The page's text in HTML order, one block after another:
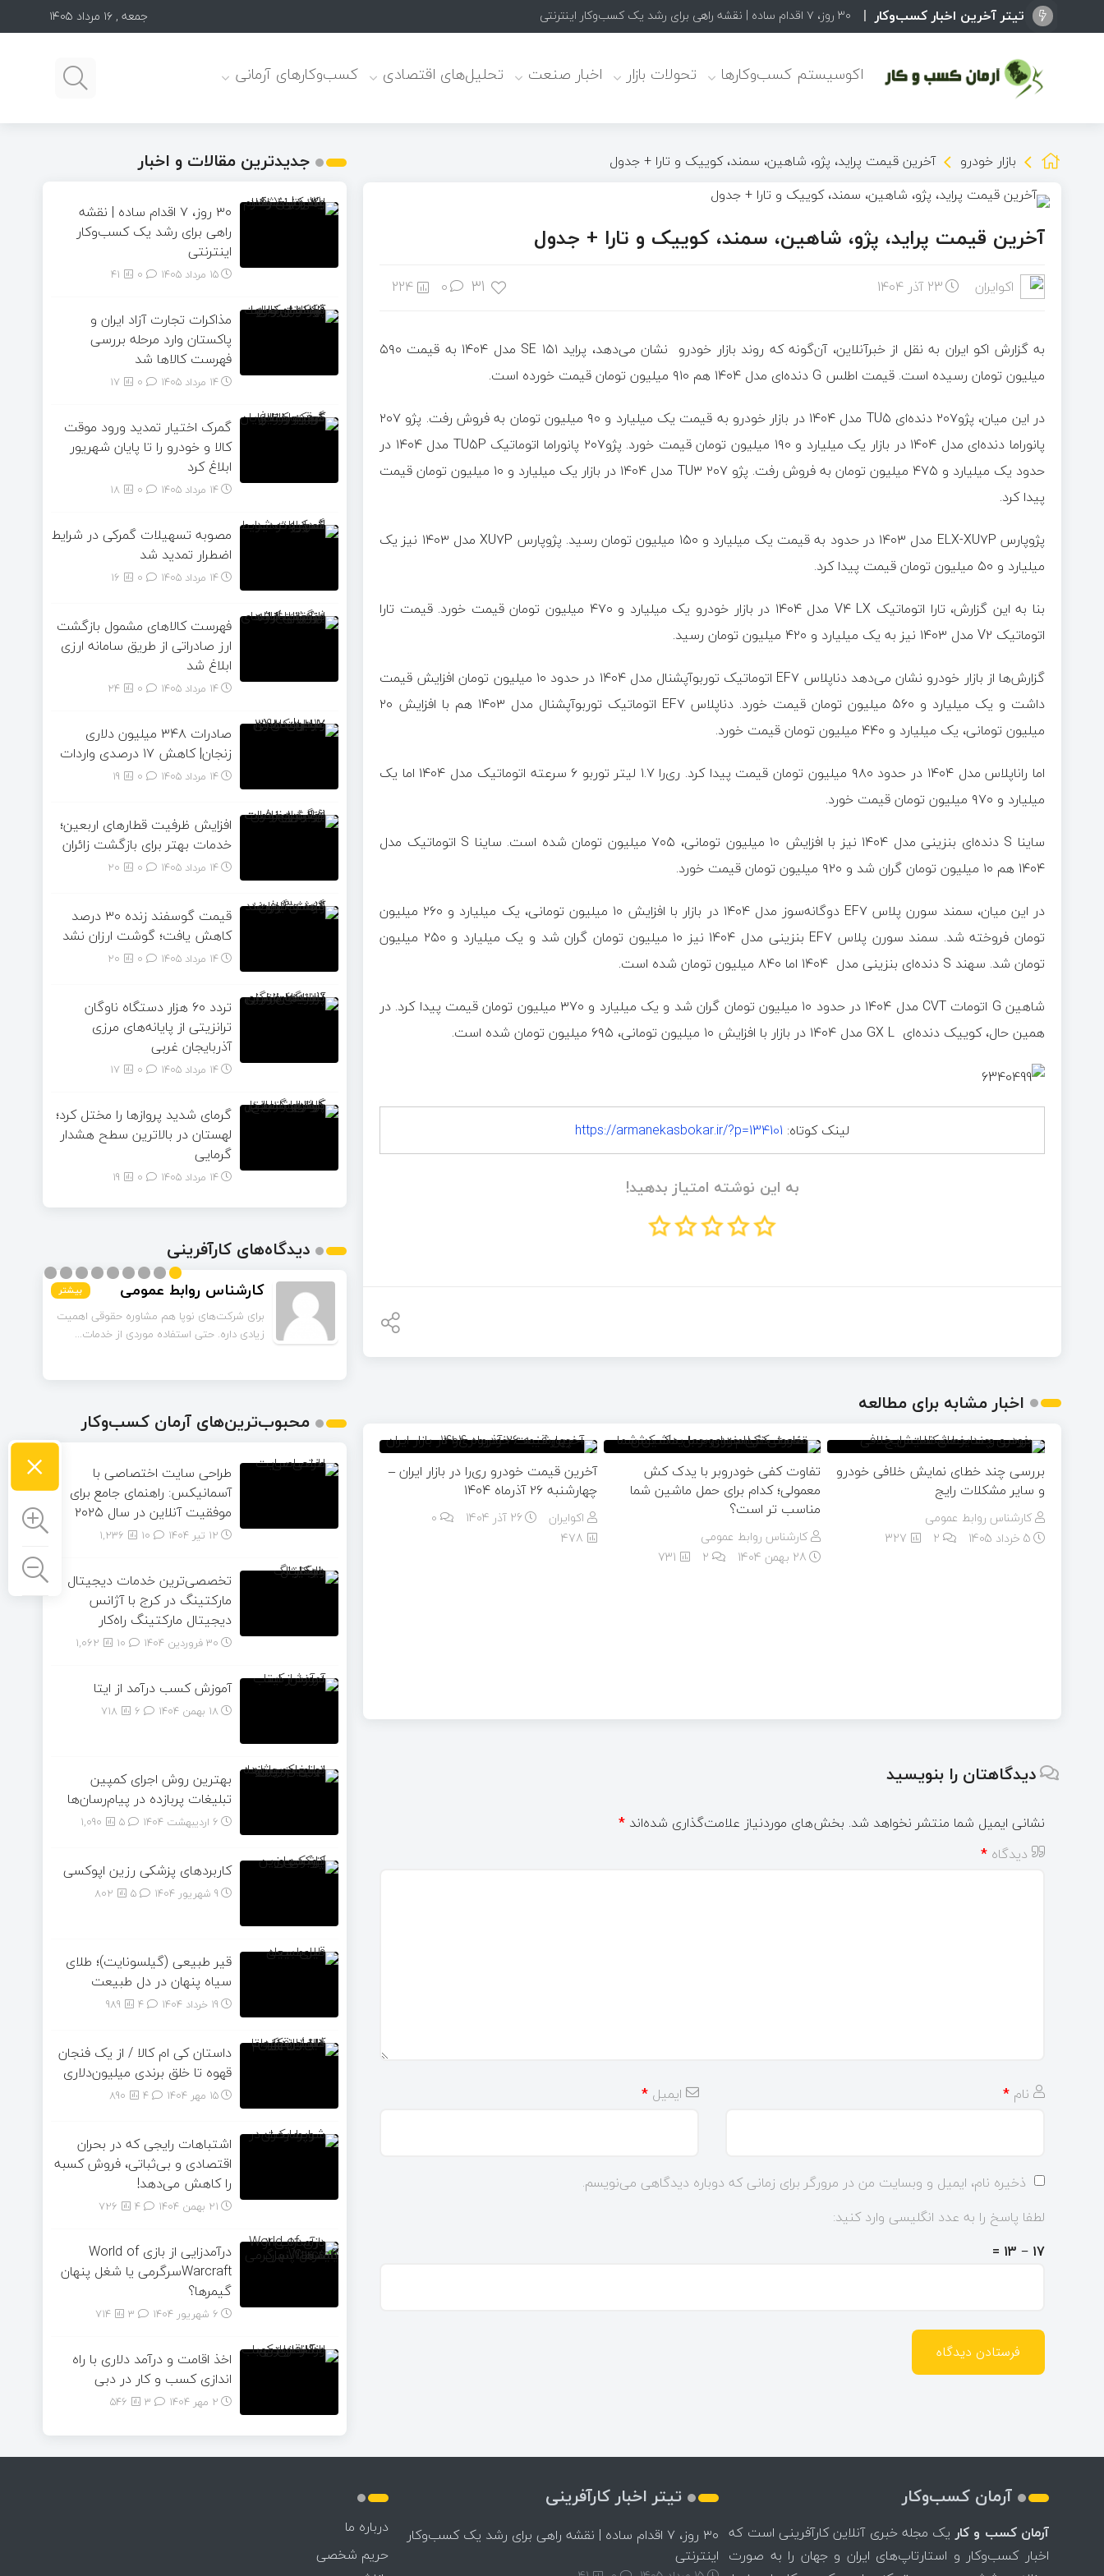
تیتر آخرین اخبار کسب‌وکار ۳۰ روز، ۷ اقدام ساده | نقشه راهی برای رشد یک کسب‌وکار اینترنتی جمعه , ۱۶ مرداد ۱۴۰۵
اکوسیستم کسب‌وکارها تحولات بازار اخبار صنعت تحلیل‌های اقتصادی کسب‌وکارهای آرمانی
بازار خودرو آخرین قیمت پراید، پژو، شاهین، سمند، کوییک و تارا + جدول
آخرین قیمت پراید، پژو، شاهین، سمند، کوییک و تارا + جدول
اکوایران 23 آذر 1404 31 ۰ 224
به گزارش اکو ایران به نقل از خبرآنلاین، آن‌گونه که روند بازار خودرو نشان می‌دهد، پراید ۱۵۱ SE مدل ۱۴۰۴ به قیمت ۵۹۰
میلیون تومان رسیده است. قیمت اطلس G دنده‌ای مدل ۱۴۰۴ هم ۹۱۰ میلیون تومان قیمت خورده است.
در این میان، پژو۲۰۷ دنده‌ای TU۵ مدل ۱۴۰۴ در بازار خودرو به قیمت یک میلیارد و ۹۰ میلیون تومان به فروش رفت. پژو ۲۰۷
پانوراما دنده‌ای مدل ۱۴۰۴ در بازار یک میلیارد و ۱۹۰ میلیون تومان قیمت خورد. پژو۲۰۷ پانوراما اتوماتیک TU۵P مدل ۱۴۰۴ در
حدود یک میلیارد و ۴۷۵ میلیون تومان به فروش رفت. پژو ۲۰۷ TU۳ مدل ۱۴۰۴ در بازار یک میلیارد و ۱۰ میلیون تومان قیمت
پیدا کرد.
پژوپارس ELX-XU۷P مدل ۱۴۰۳ در حدود به قیمت یک میلیارد و ۱۵۰ میلیون تومان رسید. پژوپارس XU۷P مدل ۱۴۰۳ نیز یک
میلیارد و ۵۰ میلیون تومان قیمت پیدا کرد.
بنا به این گزارش، تارا اتوماتیک V۴ LX مدل ۱۴۰۴ در بازار خودرو یک میلیارد و ۴۷۰ میلیون تومان قیمت خورد. قیمت تارا
اتوماتیک V۲ مدل ۱۴۰۳ نیز به یک میلیارد و ۴۲۰ میلیون تومان رسید.
گزارش‌ها از بازار خودرو نشان می‌دهد دناپلاس EF۷ اتوماتیک توربوآپشنال مدل ۱۴۰۴ در حدود ۱۰ میلیون تومان افزایش قیمت
داشت و یک میلیارد و ۵۶۰ میلیون تومان قیمت خورد. دناپلاس EF۷ اتوماتیک توربوآپشنال مدل ۱۴۰۳ هم با افزایش ۲۰
میلیون تومانی، یک میلیارد و ۴۴۰ میلیون تومان قیمت خورد.
اما راناپلاس مدل ۱۴۰۴ در حدود ۹۸۰ میلیون تومان قیمت پیدا کرد. ری‌را ۱.۷ لیتر توربو ۶ سرعته اتوماتیک مدل ۱۴۰۴ اما یک
میلیارد و ۹۷۰ میلیون تومان قیمت خورد.
ساینا S دنده‌ای بنزینی مدل ۱۴۰۴ نیز با افزایش ۱۰ میلیون تومانی، ۷۰۵ میلیون تومان شده است. ساینا S اتوماتیک مدل
۱۴۰۴ هم ۱۰ میلیون تومان گران شد و ۹۲۰ میلیون تومان قیمت خورد.
در این میان، سمند سورن پلاس EF۷ دوگانه‌سوز مدل ۱۴۰۴ در بازار با افزایش ۱۰ میلیون تومانی، یک میلیارد و ۲۶۰ میلیون
تومان فروخته شد. سمند سورن پلاس EF۷ بنزینی مدل ۱۴۰۴ نیز ۱۰ میلیون تومان گران شد و یک میلیارد و ۲۵۰ میلیون
تومان شد. سهند S دنده‌ای بنزینی مدل ۱۴۰۴ اما ۸۴۰ میلیون تومان شده است.
شاهین G اتومات CVT مدل ۱۴۰۴ در حدود ۱۰ میلیون تومان گران شد و یک میلیارد و ۳۷۰ میلیون تومان قیمت پیدا کرد. در
همین حال، کوییک دنده‌ای GX L مدل ۱۴۰۴ در بازار با افزایش ۱۰ میلیون تومانی، ۶۹۵ میلیون تومان شده است.
لینک کوتاه: https://armanekasbokar.ir/?p=134101
به این نوشته امتیاز بدهید!
اخبار مشابه برای مطالعه
بررسی چند خطای نمایش خلافی خودرو
و سایر مشکلات رایج
کارشناس روابط عمومی
5 خرداد 1405
327
تفاوت کفی خودروبر با یدک ‌کش
معمولی؛ کدام برای حمل ماشین شما
مناسب ‌تر است؟
کارشناس روابط عمومی
28 بهمن 1404
۲ 731
آخرین قیمت خودرو ری‌را در بازار ایران –
چهارشنبه ۲۶ آذرماه ۱۴۰۴
اکوایران 26 آذر 1404
478
دیدگاهتان را بنویسید
نشانی ایمیل شما منتشر نخواهد شد. بخش‌های موردنیاز علامت‌گذاری شده‌اند *
دیدگاه *
نام * ایمیل*
ذخیره نام، ایمیل و وبسایت من در مرورگر برای زمانی که دوباره دیدگاهی می‌نویسم.
لطفا پاسخ را به عدد انگلیسی وارد کنید:
17 − 13 =
جدیدترین مقالات و اخبار
۳۰ روز، ۷ اقدام ساده | نقشه
راهی برای رشد یک کسب‌وکار
اینترنتی
15 مرداد 1405 41
مذاکرات تجارت آزاد ایران و
پاکستان وارد مرحله بررسی
فهرست کالاها شد
14 مرداد 1405 17
گمرک اختیار تمدید ورود موقت
کالا و خودرو را تا پایان شهریور
ابلاغ کرد
14 مرداد 1405 18
مصوبه تسهیلات گمرکی در شرایط
اضطرار تمدید شد
14 مرداد 1405 16
فهرست کالاهای مشمول بازگشت
ارز صادراتی از طریق سامانه ارزی
ابلاغ شد
14 مرداد 1405 24
صادرات ۳۴۸ میلیون دلاری
زنجان| ‌کاهش ۱۷ درصدی واردات
14 مرداد 1405 19
افزایش ظرفیت قطارهای اربعین؛
خدمات بهتر برای بازگشت زائران
14 مرداد 1405 20
قیمت گوسفند زنده ۳۰ درصد
کاهش یافت؛ گوشت ارزان نشد
14 مرداد 1405 20
تردد ۶۰ هزار دستگاه ناوگان
ترانزیتی از پایانه‌های مرزی
آذربایجان ‌غربی
14 مرداد 1405 17
گرمای شدید پروازها را مختل کرد؛
لهستان در بالاترین سطح هشدار
گرمایی
14 مرداد 1405 19
دیدگاه‌های کارآفرینی
کارشناس روابط عمومی بیشتر
برای شرکت‌های نوپا هم مشاوره حقوقی اهمیت
زیادی داره. حتی استفاده موردی از خدمات...
بیشتر
بیشتر
بیشتر
بیشتر
بیشتر
بیشتر
بیشتر
بیشتر
محبوب‌ترین‌های آرمان کسب‌وکار
طراحی سایت اختصاصی با
آسمانیکس: راهنمای جامع برای
موفقیت آنلاین در سال ۲۰۲۵
12 تیر 1404 1,236
تخصصی‌ترین خدمات دیجیتال
مارکتینگ در کرج با آژانس
دیجیتال مارکتینگ راه‌کار
30 فروردین 1404 1,062
آموزش کسب درآمد از ایتا
18 بهمن 1404 718
بهترین روش اجرای کمپین
تبلیغات پربازده در پیام‌رسان‌ها
6 اردیبهشت 1404 1,090
کاربردهای پزشکی رزین اپوکسی
9 شهریور 1404 802
قیر طبیعی (گیلسونایت)؛ طلای
سیاه پنهان در دل طبیعت
19 خرداد 1404 989
داستان کی ام کالا / از یک فنجان
قهوه تا خلق برندی میلیون‌دلاری
15 مهر 1404 890
اشتباهات رایجی که در بحران
اقتصادی و بی‌ثباتی، فروش کسبه
را کاهش می‌دهد!
21 بهمن 1404 726
درآمدزایی از بازی World of
Warcraftسرگرمی یا شغل پنهان
گیمرها؟
6 شهریور 1404 714
اخذ اقامت و درآمد دلاری با راه
اندازی کسب و کار در دبی
2 مهر 1404 546
×
آرمان کسب‌وکار
آرمان کسب و کاریک مجله خبری آنلاین کارآفرینی است که
اخبار کسب‌وکار و استارتاپ‌های ایران و جهان را به صورت
تیتر اخبار کارآفرینی
۳۰ روز، ۷ اقدام ساده | نقشه راهی برای رشد یک کسب‌وکار
اینترنتی
درباره ما
حریم شخصی